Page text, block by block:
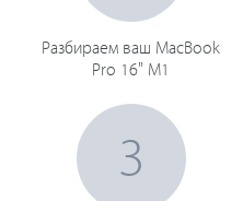
Разбираем ваш MacBook
Pro 16" M1
3